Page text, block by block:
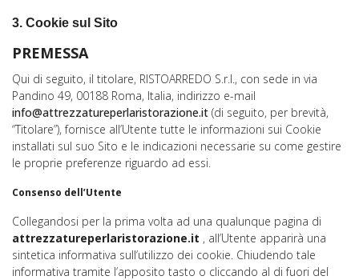
3. Cookie sul Sito
PREMESSA
Qui di seguito, il titolare, RISTOARREDO S.r.l., con sede in via
Pandino 49, 00188 Roma, Italia, indirizzo e-mail
info@attrezzatureperlaristorazione.it (di seguito, per brevità,
“Titolare”), fornisce all’Utente tutte le informazioni sui Cookie
installati sul suo Sito e le indicazioni necessarie su come gestire
le proprie preferenze riguardo ad essi.
Consenso dell’Utente
Collegandosi per la prima volta ad una qualunque pagina di
attrezzatureperlaristorazione.it , all’Utente apparirà una
sintetica informativa sull’utilizzo dei cookie. Chiudendo tale
informativa tramite l’apposito tasto o cliccando al di fuori del